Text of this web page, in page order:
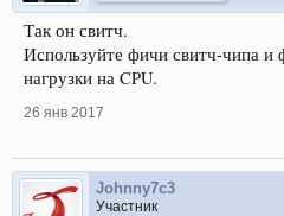
Так он свитч.
Используйте фичи свитч-чипа и
нагрузки на CPU.
26 янв 2017
Johnny7c3
Участник